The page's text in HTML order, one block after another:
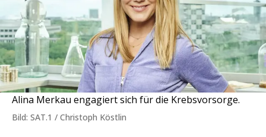
Alina Merkau engagiert sich für die Krebsvorsorge.
Bild: SAT.1 / Christoph Köstlin